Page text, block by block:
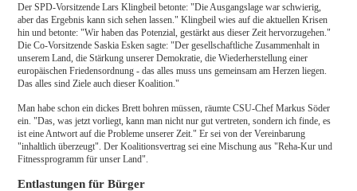
Der SPD-Vorsitzende Lars Klingbeil betonte: "Die Ausgangslage war schwierig,
aber das Ergebnis kann sich sehen lassen." Klingbeil wies auf die aktuellen Krisen
hin und betonte: "Wir haben das Potenzial, gestärkt aus dieser Zeit hervorzugehen."
Die Co-Vorsitzende Saskia Esken sagte: "Der gesellschaftliche Zusammenhalt in
unserem Land, die Stärkung unserer Demokratie, die Wiederherstellung einer
europäischen Friedensordnung - das alles muss uns gemeinsam am Herzen liegen.
Das alles sind Ziele auch dieser Koalition."
Man habe schon ein dickes Brett bohren müssen, räumte CSU-Chef Markus Söder
ein. "Das, was jetzt vorliegt, kann man nicht nur gut vertreten, sondern ich finde, es
ist eine Antwort auf die Probleme unserer Zeit." Er sei von der Vereinbarung
"inhaltlich überzeugt". Der Koalitionsvertrag sei eine Mischung aus "Reha-Kur und
Fitnessprogramm für unser Land".
Entlastungen für Bürger